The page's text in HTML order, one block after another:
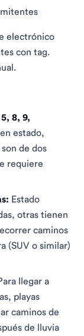
electrónico
con tag.
8, 9,
estado,
de dos
requiere
Estado
otras tienen
caminos
(SUV o similar)
llegar a
playas
caminos de
de lluvia